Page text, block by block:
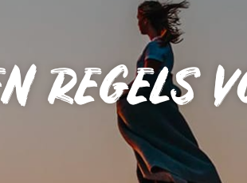
REGELS